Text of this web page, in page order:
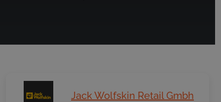
Jack Wolfskin Retail Gmbh